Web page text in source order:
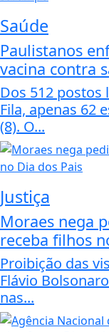
Saúde
Paulistanos
vacina contra
Dos 512
Fila, apenas 62
(8). O...
Justiça
Moraes nega
receba filhos
Proibição das
Flávio
nas...